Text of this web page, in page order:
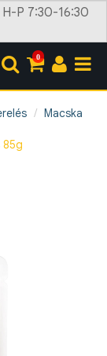
P 7:30-16:30
0
Macska
85g